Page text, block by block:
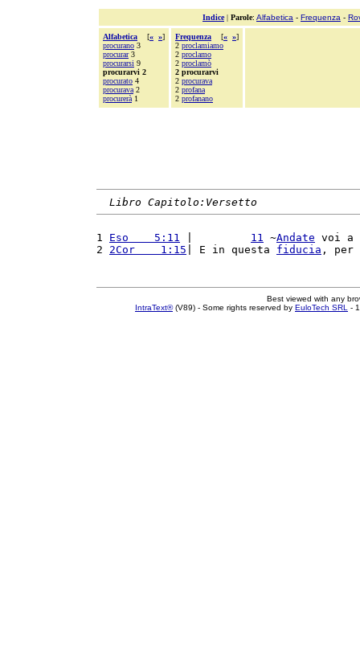
Indice| Parole: Alfabetica - Frequenza -
Alfabetica [« »]
procurano 3
procurar3
procurarsi 9
procurarvi 2
procurato 4
procurava 2
procurerà 1
Frequenza [« »]
2 proclamiamo
2 proclamo
2 proclamò
2 procurarvi
2 procurava
2 profana
2 profanano
Libro Capitolo:Versetto
1 Eso    5:11 11 ~Andate voi a
2 2Cor    1:15 | E in questa fiducia , per
Best viewed with any
IntraText®(V89) - Some rights reserved by EuloTech SRL -